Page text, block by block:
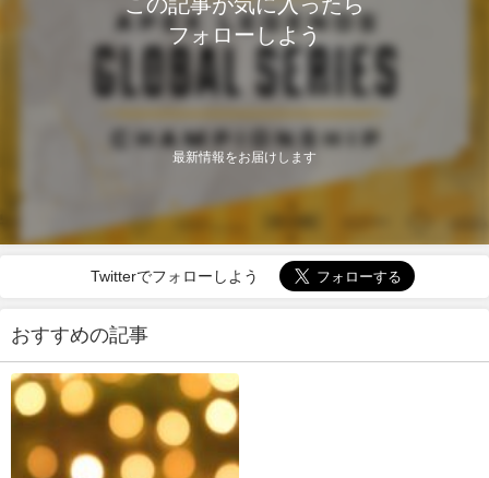
フォローしよう
最新情報をお届けします
Twitterでフォローしよう
おすすめの記事